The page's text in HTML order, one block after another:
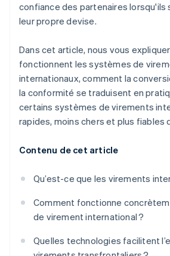
confiance des partenaires lorsqu'ils
leur propre devise.
Dans cet article, nous vous
fonctionnent les systèmes de
internationaux, comment la
la conformité se traduisent en
certains systèmes de virements
rapides, moins chers et plus fiables
Contenu de cet article
Qu’est-ce que les virements
Comment fonctionne
de virement international ?
Quelles technologies facilitent